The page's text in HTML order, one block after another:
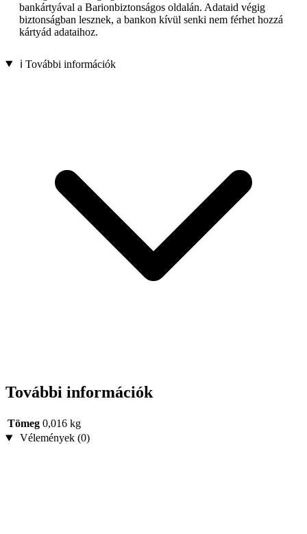
bankártyával a Barionbiztonságos oldalán. Adataid végig
biztonságban lesznek, a bankon kívül senki nem férhet hozzá
kártyád adataihoz.
ℹ️ További információk
További információk
Tömeg 0,016 kg
Vélemények (0)